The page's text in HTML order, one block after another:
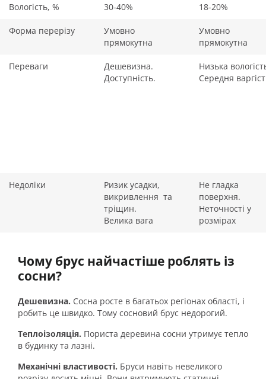
Вологість, % 30-40% 18-20%
Форма перерізу
Умовно
прямокутна
Умовно
прямокутна
Переваги
Дешевизна.
Доступність.
Низька
Середня
Недоліки
Ризик усадки,
викривлення та
тріщин.
Велика вага
Не гладка
поверхня.
Неточності у
розмірах
Чому брус найчастіше роблять із
сосни?
Дешевизна. Сосна росте в багатьох регіонах області, і
робить це швидко. Тому сосновий брус недорогий.
Теплоізоляція. Пориста деревина сосни утримує тепло
в будинку та лазні.
Механічні властивості. Бруси навіть невеликого